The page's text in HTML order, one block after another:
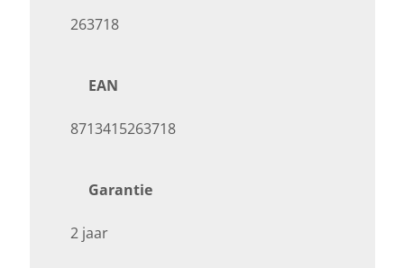
263718
EAN
8713415263718
Garantie
2 jaar